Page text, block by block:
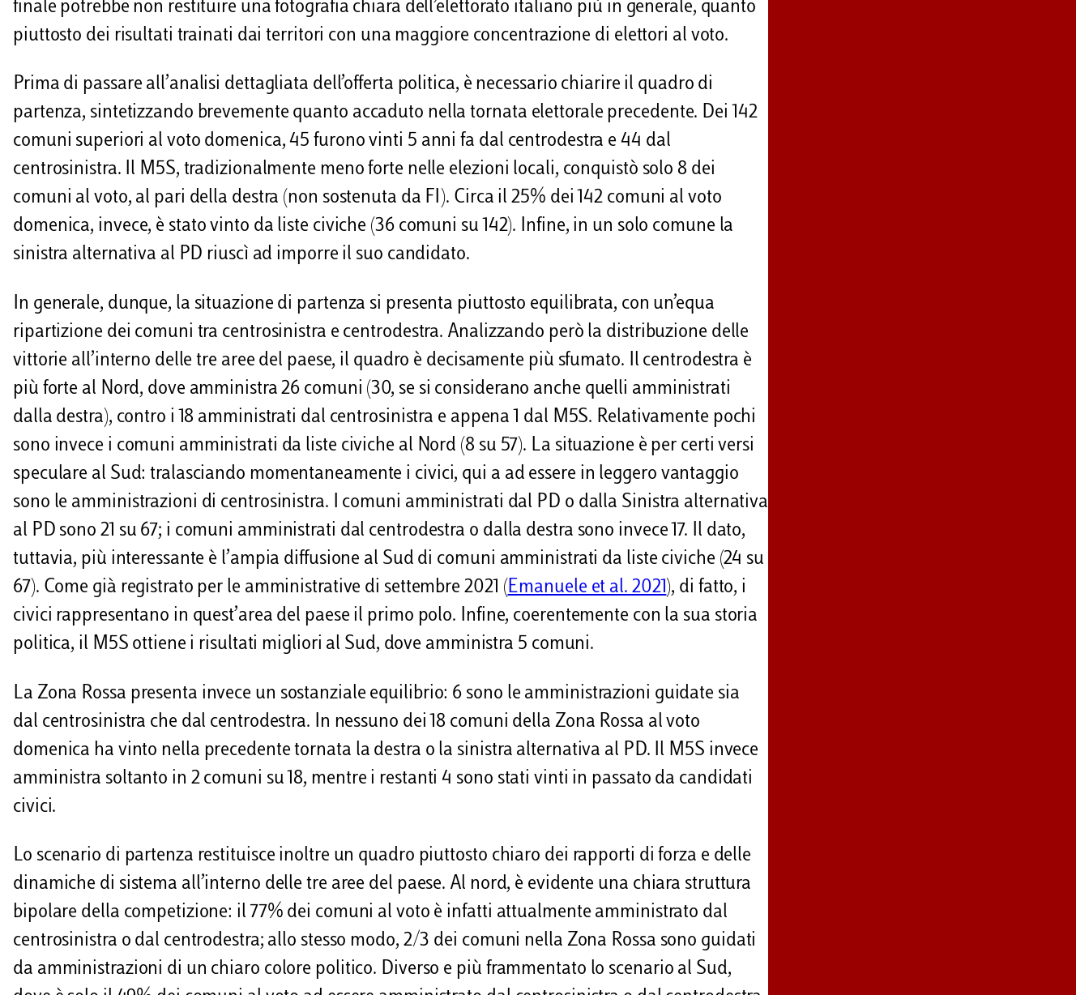
finale potrebbe non restituire una fotografia chiara dell’elettorato italiano più in generale, quanto
piuttosto dei risultati trainati dai territori con una maggiore concentrazione di elettori al voto.
Prima di passare all’analisi dettagliata dell’offerta politica, è necessario chiarire il quadro di
partenza, sintetizzando brevemente quanto accaduto nella tornata elettorale precedente. Dei 142
comuni superiori al voto domenica, 45 furono vinti 5 anni fa dal centrodestra e 44 dal
centrosinistra. Il M5S, tradizionalmente meno forte nelle elezioni locali, conquistò solo 8 dei
comuni al voto, al pari della destra (non sostenuta da FI). Circa il 25% dei 142 comuni al voto
domenica, invece, è stato vinto da liste civiche (36 comuni su 142). Infine, in un solo comune la
sinistra alternativa al PD riuscì ad imporre il suo candidato.
In generale, dunque, la situazione di partenza si presenta piuttosto equilibrata, con un’equa
ripartizione dei comuni tra centrosinistra e centrodestra. Analizzando però la distribuzione delle
vittorie all’interno delle tre aree del paese, il quadro è decisamente più sfumato. Il centrodestra è
più forte al Nord, dove amministra 26 comuni (30, se si considerano anche quelli amministrati
dalla destra), contro i 18 amministrati dal centrosinistra e appena 1 dal M5S. Relativamente pochi
sono invece i comuni amministrati da liste civiche al Nord (8 su 57). La situazione è per certi versi
speculare al Sud: tralasciando momentaneamente i civici, qui a ad essere in leggero vantaggio
sono le amministrazioni di centrosinistra. I comuni amministrati dal PD o dalla Sinistra alternativa
al PD sono 21 su 67; i comuni amministrati dal centrodestra o dalla destra sono invece 17. Il dato,
tuttavia, più interessante è l’ampia diffusione al Sud di comuni amministrati da liste civiche (24 su
67). Come già registrato per le amministrative di settembre 2021 (Emanuele et al. 2021), di fatto, i
civici rappresentano in quest’area del paese il primo polo. Infine, coerentemente con la sua storia
politica, il M5S ottiene i risultati migliori al Sud, dove amministra 5 comuni.
La Zona Rossa presenta invece un sostanziale equilibrio: 6 sono le amministrazioni guidate sia
dal centrosinistra che dal centrodestra. In nessuno dei 18 comuni della Zona Rossa al voto
domenica ha vinto nella precedente tornata la destra o la sinistra alternativa al PD. Il M5S invece
amministra soltanto in 2 comuni su 18, mentre i restanti 4 sono stati vinti in passato da candidati
civici.
Lo scenario di partenza restituisce inoltre un quadro piuttosto chiaro dei rapporti di forza e delle
dinamiche di sistema all’interno delle tre aree del paese. Al nord, è evidente una chiara struttura
bipolare della competizione: il 77% dei comuni al voto è infatti attualmente amministrato dal
centrosinistra o dal centrodestra; allo stesso modo, 2/3 dei comuni nella Zona Rossa sono guidati
da amministrazioni di un chiaro colore politico. Diverso e più frammentato lo scenario al Sud,